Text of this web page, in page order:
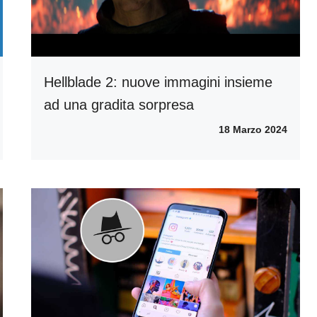
Hellblade 2: nuove immagini insieme
ad una gradita sorpresa
18 Marzo 2024